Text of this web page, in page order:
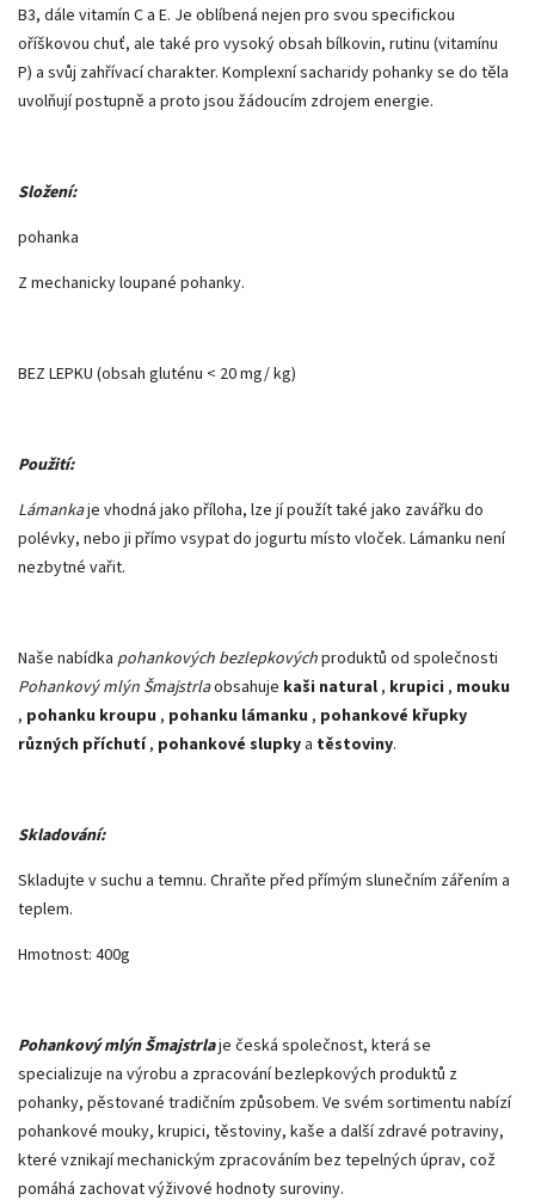
B3, dále vitamín C a E. Je oblíbená nejen pro svou specifickou
oříškovou chuť, ale také pro vysoký obsah bílkovin, rutinu (vitamínu
P) a svůj zahřívací charakter. Komplexní sacharidy pohanky se do těla
uvolňují postupně a proto jsou žádoucím zdrojem energie.
Složení:
pohanka
Z mechanicky loupané pohanky.
BEZ LEPKU (obsah gluténu < 20 mg/ kg)
Použití:
Lámankaje vhodná jako příloha, lze jí použít také jako zavářku do
polévky, nebo ji přímo vsypat do jogurtu místo vloček. Lámanku není
nezbytné vařit.
Naše nabídka pohankových bezlepkovýchproduktů od společnosti
Pohankový mlýn Šmajstrlaobsahuje kaši natural , krupici , mouku
, pohanku kroupu , pohanku lámanku , pohankové křupky
různých příchutí, pohankové slupky a těstoviny.
Skladování:
Skladujte v suchu a temnu. Chraňte před přímým slunečním zářením a
teplem.
Hmotnost: 400g
Pohankový mlýn Šmajstrlaje česká společnost, která se
specializuje na výrobu a zpracování bezlepkových produktů z
pohanky, pěstované tradičním způsobem. Ve svém sortimentu nabízí
pohankové mouky, krupici, těstoviny, kaše a další zdravé potraviny,
které vznikají mechanickým zpracováním bez tepelných úprav, což
pomáhá zachovat výživové hodnoty suroviny.